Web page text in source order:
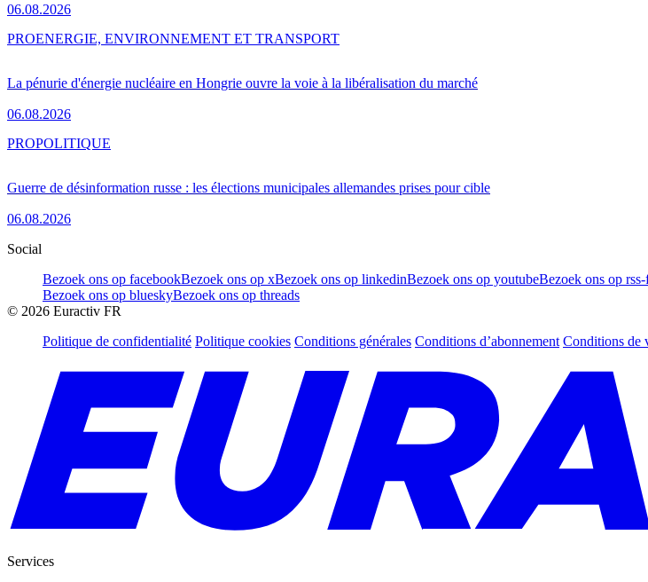
06.08.2026
La pénurie d'énergie nucléaire en Hongrie ouvre la voie à la libéralisation du marché
06.08.2026
PROENERGIE, ENVIRONNEMENT ET TRANSPORT
Guerre de désinformation russe : les élections municipales allemandes prises pour cible
06.08.2026
PROPOLITIQUE
Social
Bezoek ons op facebookBezoek ons op xBezoek ons op linkedinBezoek ons op youtubeBezoek ons op rss-
Bezoek ons op blueskyBezoek ons op threads
© 2026 Euractiv FR
Politique de confidentialité Politique cookies Conditions générales Conditions d’abonnement Conditions de
Services